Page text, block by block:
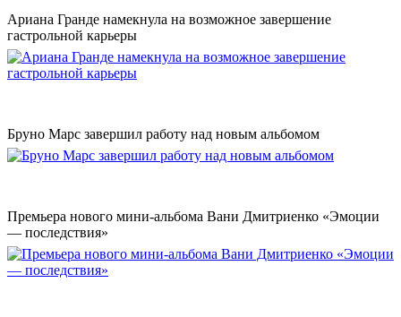
Ариана Гранде намекнула на возможное завершение
гастрольной карьеры
Бруно Марс завершил работу над новым альбомом
Премьера нового мини-альбома Вани Дмитриенко «Эмоции
— последствия»